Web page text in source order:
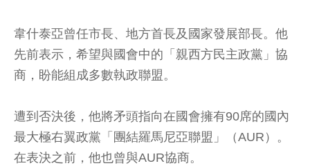
韋什泰亞曾任市長、地方首長及國家發展部長。他
先前表示，希望與國會中的「親西方民主政黨」協
商，盼能組成多數執政聯盟。
遭到否決後，他將矛頭指向在國會擁有90席的國內
最大極右翼政黨「團結羅馬尼亞聯盟」（AUR）。
在表決之前，他也曾與AUR協商。